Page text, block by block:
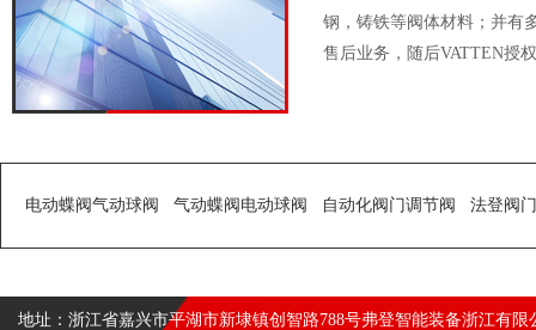
钢，铸铁等阀体材料；并有
售后业务，随后VATTEN授
电动蝶阀气动球阀 气动蝶阀电动球阀 自动化阀门调节阀 法登阀门
地址：浙江省嘉兴市平湖市新埭镇创智路788号弗登智能装备浙江有限